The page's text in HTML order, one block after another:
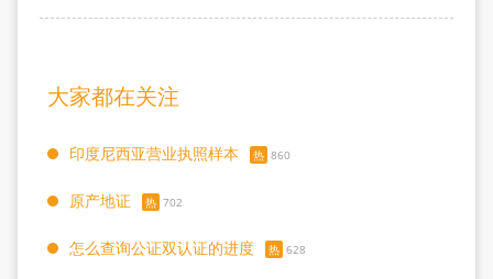
大家都在关注
印度尼西亚营业执照样本 热 860
原产地证 热 702
怎么查询公证双认证的进度 热 628